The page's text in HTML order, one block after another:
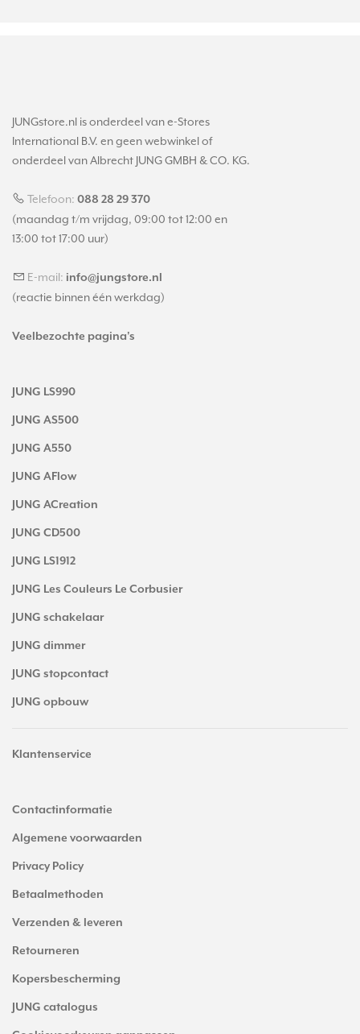
JUNGstore.nl is onderdeel van e-Stores
International B.V. en geen webwinkel of
onderdeel van Albrecht JUNG GMBH & CO. KG.
Telefoon: 088 28 29 370
(maandag t/m vrijdag, 09:00 tot 12:00 en
13:00 tot 17:00 uur)
E-mail: info@jungstore.nl
(reactie binnen één werkdag)
Veelbezochte pagina's
JUNG LS990
JUNG AS500
JUNG A550
JUNG AFlow
JUNG ACreation
JUNG CD500
JUNG LS1912
JUNG Les Couleurs Le Corbusier
JUNG schakelaar
JUNG dimmer
JUNG stopcontact
JUNG opbouw
Klantenservice
Contactinformatie
Algemene voorwaarden
Privacy Policy
Betaalmethoden
Verzenden & leveren
Retourneren
Kopersbescherming
JUNG catalogus